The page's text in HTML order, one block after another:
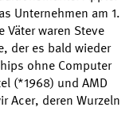
Unternehmen am 1.
Väter waren Steve
der es bald wieder
ohne Computer
(*1968) und AMD
Acer, deren Wurzeln